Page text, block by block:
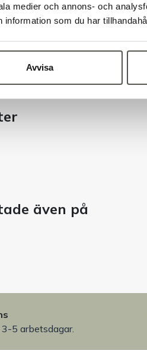
medier och annons- och
information som du har
Avvisa
även på
5 arbetsdagar.
Fortsätt som